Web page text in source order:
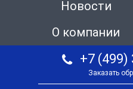
Новости
О компании
+7 (499)
Заказать